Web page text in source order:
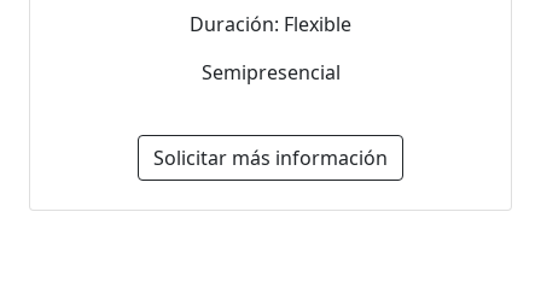
Duración: Flexible
Semipresencial
Solicitar más información